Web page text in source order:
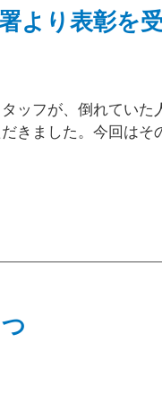
より表彰を
ッフが、倒れていた
きました。今回はそ